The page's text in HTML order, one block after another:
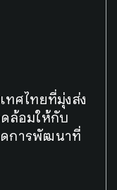
ทศไทยที่มุ่งส่ง
ล้อมให้กับ
ดการพัฒนาที่